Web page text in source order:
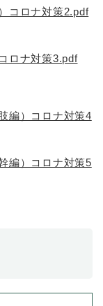
コロナ対策2.pdf
ロナ対策3.pdf
編）コロナ対策4
編）コロナ対策5